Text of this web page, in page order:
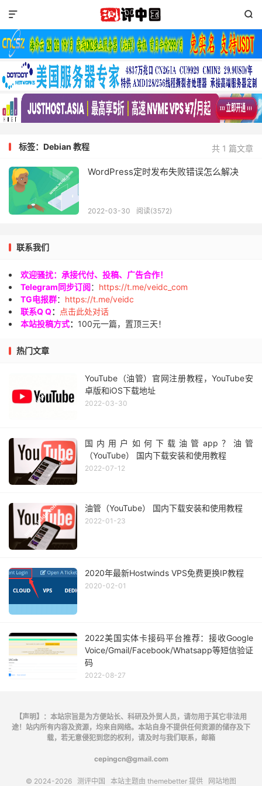


共 1 篇文章
标签：Debian 教程
WordPress定时发布失败错误怎么解决
2022-03-30 阅读(3572)
联系我们
欢迎骚扰：承接代付、投稿、广告合作！
Telegram同步订阅： https://t.me/veidc_com
TG电报群： https://t.me/veidc
联系Q Q：
点击此处对话
本站投稿方式： 100元一篇，置顶三天！
热门文章
YouTube（油管）官网注册教程，YouTube安
卓版和iOS下载地址
2022-03-30
国内用户如何下载油管app？油管
（YouTube） 国内下载安装和使用教程
2022-07-12
油管（YouTube） 国内下载安装和使用教程
2022-01-23
2020年最新Hostwinds VPS免费更换IP教程
2020-02-01
2022美国实体卡接码平台推荐：接收Google
Voice/Gmail/Facebook/Whatsapp等短信验证
码
2022-08-27
【声明】：本站宗旨是为方便站长、科研及外贸人员，请勿用于其它非法用
途！站内所有内容及资源，均来自网络。本站自身不提供任何资源的储存及下
载，若无意侵犯到您的权利，请及时与我们联系，邮箱
cepingcn@gmail.com
© 2024-2026 测评中国 本站主题由 themebetter 提供 网站地图